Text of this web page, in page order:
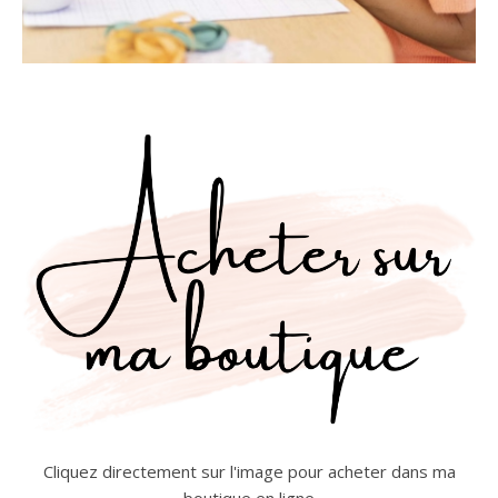
Cliquez directement sur l'image pour acheter dans ma